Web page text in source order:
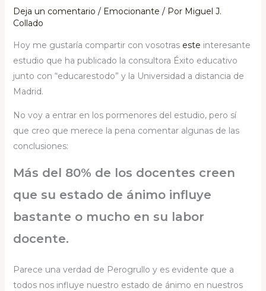
Deja un comentario / Emocionante / Por Miguel J.
Collado
Hoy me gustaría compartir con vosotras este interesante
estudio que ha publicado la consultora Éxito educativo
junto con “educarestodo” y la Universidad a distancia de
Madrid.
No voy a entrar en los pormenores del estudio, pero sí
que creo que merece la pena comentar algunas de las
conclusiones:
Más del 80% de los docentes creen
que su estado de ánimo influye
bastante o mucho en su labor
docente.
Parece una verdad de Perogrullo y es evidente que a
todos nos influye nuestro estado de ánimo en nuestros